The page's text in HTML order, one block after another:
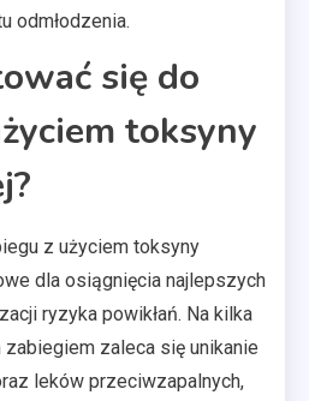
odmłodzenia.
się do
toksyny
z użyciem toksyny
dla osiągnięcia najlepszych
ryzyka powikłań. Na kilka
zaleca się unikanie
leków przeciwzapalnych,